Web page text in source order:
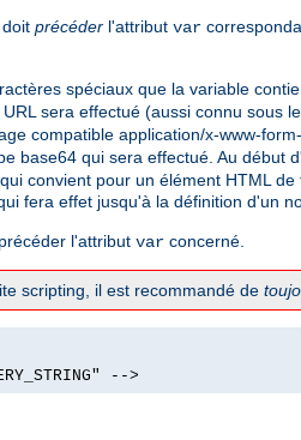
doit précéder l'attribut var
spéciaux que la variable
URL sera effectué (aussi connu sous
compatible application/x-www-
base64 qui sera effectué. Au début
convient pour un élément HTML
qui fera effet jusqu'à la définition d'un
l'attribut var concerné.
scripting, il est recommandé de
-->